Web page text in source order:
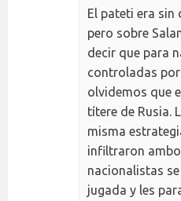
El pateti era sin
pero sobre
decir que para
controladas por
olvidemos que
títere de Rusia.
misma
infiltraron
nacionalistas
jugada y les